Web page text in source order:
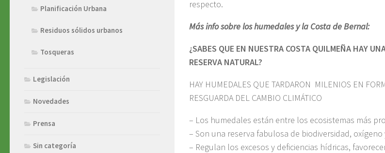
respecto.
Más info sobre los humedales y la Costa de Bernal:
¿SABES QUE EN NUESTRA COSTA QUILMEÑA HAY
RESERVA NATURAL?
HAY HUMEDALES QUE TARDARON MILENIOS EN
RESGUARDA DEL CAMBIO CLIMÁTICO
– Los humedales están entre los ecosistemas más
– Son una reserva fabulosa de biodiversidad, oxígeno
– Regulan los excesos y deficiencias hídricas,
Planificación Urbana
Residuos sólidos urbanos
Tosqueras
Legislación
Novedades
Prensa
Sin categoría